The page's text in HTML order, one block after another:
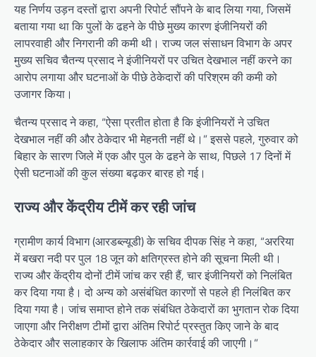
यह निर्णय उड़न दस्तों द्वारा अपनी रिपोर्ट सौंपने के बाद लिया गया, जिसमें
बताया गया था कि पुलों के ढहने के पीछे मुख्य कारण इंजीनियरों की
लापरवाही और निगरानी की कमी थी। राज्य जल संसाधन विभाग के अपर
मुख्य सचिव चैतन्य प्रसाद ने इंजीनियरों पर उचित देखभाल नहीं करने का
आरोप लगाया और घटनाओं के पीछे ठेकेदारों की परिश्रम की कमी को
उजागर किया।
चैतन्य प्रसाद ने कहा, “ऐसा प्रतीत होता है कि इंजीनियरों ने उचित
देखभाल नहीं की और ठेकेदार भी मेहनती नहीं थे।” इससे पहले, गुरुवार को
बिहार के सारण जिले में एक और पुल के ढहने के साथ, पिछले 17 दिनों में
ऐसी घटनाओं की कुल संख्या बढ़कर बारह हो गई।
राज्य और केंद्रीय टीमें कर रही जांच
ग्रामीण कार्य विभाग (आरडब्ल्यूडी) के सचिव दीपक सिंह ने कहा, “अररिया
में बखरा नदी पर पुल 18 जून को क्षतिग्रस्त होने की सूचना मिली थी।
राज्य और केंद्रीय दोनों टीमें जांच कर रही हैं, चार इंजीनियरों को निलंबित
कर दिया गया है। दो अन्य को असंबंधित कारणों से पहले ही निलंबित कर
दिया गया है। जांच समाप्त होने तक संबंधित ठेकेदारों का भुगतान रोक दिया
जाएगा और निरीक्षण टीमों द्वारा अंतिम रिपोर्ट प्रस्तुत किए जाने के बाद
ठेकेदार और सलाहकार के खिलाफ अंतिम कार्रवाई की जाएगी।”